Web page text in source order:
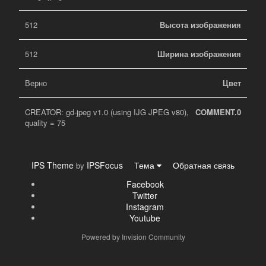
Высота изображения
512
Ширина изображения
512
Цвет
Верно
COMMENT.0
CREATOR: gd-jpeg v1.0 (using IJG JPEG v80),
quality = 75
IPS Theme by IPSFocus Тема
Обратная связь
Facebook
Twitter
Instagram
Youtube
Powered by Invision Community